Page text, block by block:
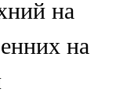
на
на